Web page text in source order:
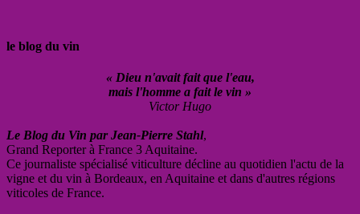
le blog du vin
« Dieu n'avait fait que l'eau,
mais l'homme a fait le vin »
Victor Hugo
Le Blog du Vin par Jean-Pierre Stahl,
Grand Reporter à France 3 Aquitaine.
Ce journaliste spécialisé viticulture décline au quotidien l'actu de la
vigne et du vin à Bordeaux, en Aquitaine et dans d'autres régions
viticoles de France.